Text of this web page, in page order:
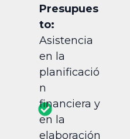
Presupues
to:
Asistencia
en la
planificació
n
financiera y
en la
elaboración